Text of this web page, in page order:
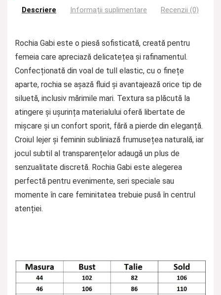
Descriere Informații suplimentare Recenzii (0)
Rochia Gabi este o piesă sofisticată, creată pentru
femeia care apreciază delicatețea și rafinamentul.
Confecționată din voal de tull elastic, cu o finețe
aparte, rochia se așază fluid și avantajează orice tip de
siluetă, inclusiv mărimile mari. Textura sa plăcută la
atingere și ușurința materialului oferă libertate de
mișcare și un confort sporit, fără a pierde din eleganță.
Croiul lejer și feminin subliniază frumusețea naturală, iar
jocul subtil al transparențelor adaugă un plus de
senzualitate discretă. Rochia Gabi este alegerea
perfectă pentru evenimente, seri speciale sau
momente în care feminitatea trebuie pusă în centrul
atenției.